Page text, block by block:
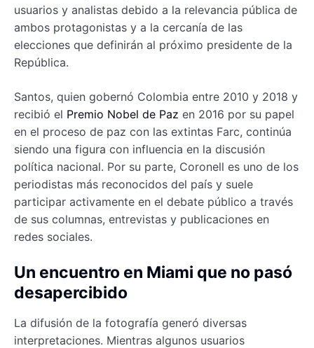
usuarios y analistas debido a la relevancia pública de
ambos protagonistas y a la cercanía de las
elecciones que definirán al próximo presidente de la
República.
Santos, quien gobernó Colombia entre 2010 y 2018 y
recibió el Premio Nobel de Paz en 2016 por su papel
en el proceso de paz con las extintas Farc, continúa
siendo una figura con influencia en la discusión
política nacional. Por su parte, Coronell es uno de los
periodistas más reconocidos del país y suele
participar activamente en el debate público a través
de sus columnas, entrevistas y publicaciones en
redes sociales.
Un encuentro en Miami que no pasó
desapercibido
La difusión de la fotografía generó diversas
interpretaciones. Mientras algunos usuarios